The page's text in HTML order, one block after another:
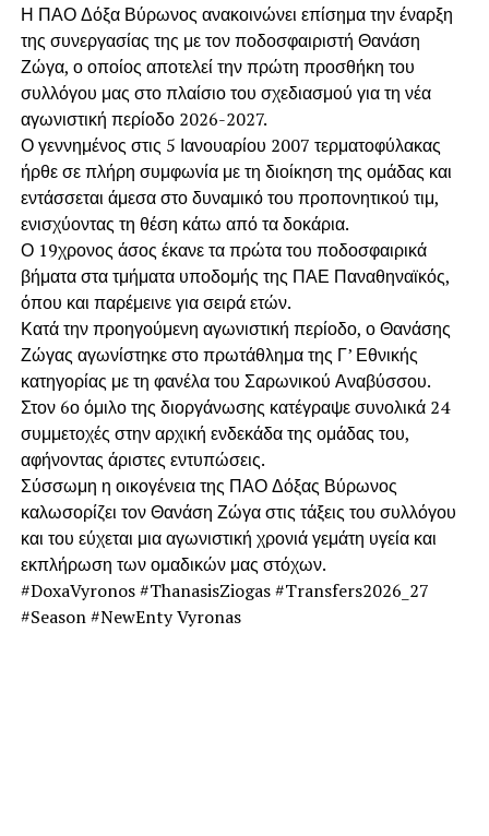
Η ΠΑΟ Δόξα Βύρωνος ανακοινώνει επίσημα την έναρξη
της συνεργασίας της με τον ποδοσφαιριστή Θανάση
Ζώγα, ο οποίος αποτελεί την πρώτη προσθήκη του
συλλόγου μας στο πλαίσιο του σχεδιασμού για τη νέα
αγωνιστική περίοδο 2026-2027.
Ο γεννημένος στις 5 Ιανουαρίου 2007 τερματοφύλακας
ήρθε σε πλήρη συμφωνία με τη διοίκηση της ομάδας και
εντάσσεται άμεσα στο δυναμικό του προπονητικού τιμ,
ενισχύοντας τη θέση κάτω από τα δοκάρια.
Ο 19χρονος άσος έκανε τα πρώτα του ποδοσφαιρικά
βήματα στα τμήματα υποδομής της ΠΑΕ Παναθηναϊκός,
όπου και παρέμεινε για σειρά ετών.
Κατά την προηγούμενη αγωνιστική περίοδο, ο Θανάσης
Ζώγας αγωνίστηκε στο πρωτάθλημα της Γ’ Εθνικής
κατηγορίας με τη φανέλα του Σαρωνικού Αναβύσσου.
Στον 6ο όμιλο της διοργάνωσης κατέγραψε συνολικά 24
συμμετοχές στην αρχική ενδεκάδα της ομάδας του,
αφήνοντας άριστες εντυπώσεις.
Σύσσωμη η οικογένεια της ΠΑΟ Δόξας Βύρωνος
καλωσορίζει τον Θανάση Ζώγα στις τάξεις του συλλόγου
και του εύχεται μια αγωνιστική χρονιά γεμάτη υγεία και
εκπλήρωση των ομαδικών μας στόχων.
#DoxaVyronos #ThanasisZiogas #Transfers2026_27
#Season #NewEnty Vyronas